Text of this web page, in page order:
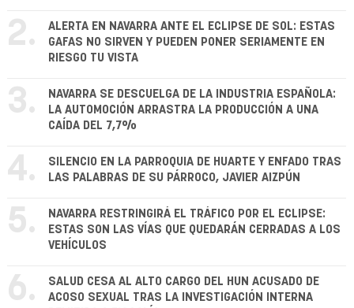
2.
ALERTA EN NAVARRA ANTE EL ECLIPSE DE SOL: ESTAS
GAFAS NO SIRVEN Y PUEDEN PONER SERIAMENTE EN
RIESGO TU VISTA
3.
NAVARRA SE DESCUELGA DE LA INDUSTRIA ESPAÑOLA:
LA AUTOMOCIÓN ARRASTRA LA PRODUCCIÓN A UNA
CAÍDA DEL 7,7%
4.
SILENCIO EN LA PARROQUIA DE HUARTE Y ENFADO TRAS
LAS PALABRAS DE SU PÁRROCO, JAVIER AIZPÚN
5.
NAVARRA RESTRINGIRÁ EL TRÁFICO POR EL ECLIPSE:
ESTAS SON LAS VÍAS QUE QUEDARÁN CERRADAS A LOS
VEHÍCULOS
6.
SALUD CESA AL ALTO CARGO DEL HUN ACUSADO DE
ACOSO SEXUAL TRAS LA INVESTIGACIÓN INTERNA